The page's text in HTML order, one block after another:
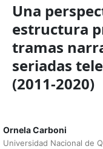
Una
estructura
tramas
seriadas
(2011-2020)
Ornela Carboni
Universidad Nacional de